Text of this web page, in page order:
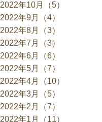
2022年10月（5）
2022年9月（4）
2022年8月（3）
2022年7月（3）
2022年6月（6）
2022年5月（7）
2022年4月（10）
2022年3月（5）
2022年2月（7）
2022年1月（11）